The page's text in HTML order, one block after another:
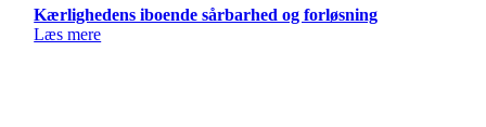
Kærlighedens iboende sårbarhed og forløsning
Læs mere